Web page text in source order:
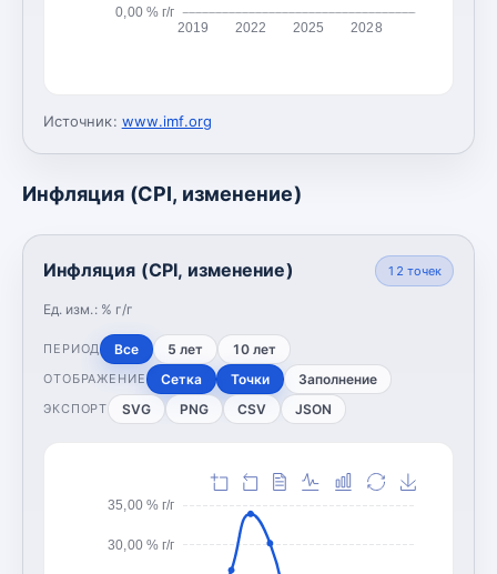
0,00 % г/г
2019 2022 2025 2028
Источник: www.imf.org
Инфляция (CPI, изменение)
Инфляция (CPI, изменение)
Ед. изм.: % г/г
12 точек
ПЕРИОД Все 5 лет 10 лет
ОТОБРАЖЕНИЕ Сетка Точки Заполнение
ЭКСПОРТ SVG PNG CSV JSON
30,00 % г/г
35,00 % г/г